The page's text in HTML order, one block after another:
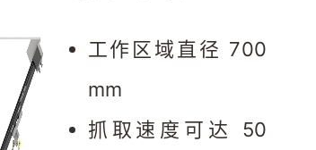
工作区域直径 700
mm
抓取速度可达 50